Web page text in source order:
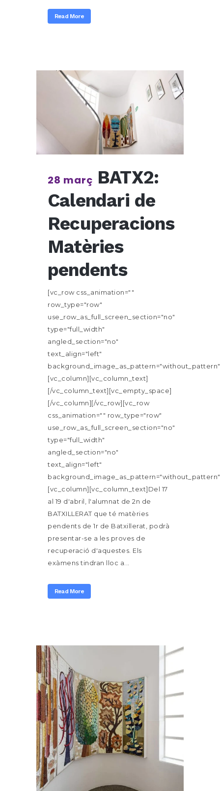
Read More
28 març BATX2:
Calendari de
Recuperacions
Matèries
pendents
[vc_row css_animation=""
row_type="row"
use_row_as_full_screen_section="no"
type="full_width"
angled_section="no"
text_align="left"
[vc_column][vc_column_text]
[/vc_column_text][vc_empty_space]
[/vc_column][/vc_row][vc_row
css_animation="" row_type="row"
use_row_as_full_screen_section="no"
type="full_width"
angled_section="no"
text_align="left"
[vc_column][vc_column_text]Del 17
al 19 d'abril, l'alumnat de 2n de
BATXILLERAT que té matèries
pendents de 1r de Batxillerat, podrà
presentar-se a les proves de
recuperació d'aquestes. Els
exàmens tindran lloc a...
Read More